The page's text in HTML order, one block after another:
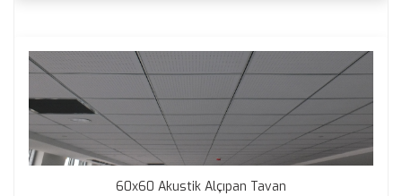
60x60 Akustik Alçıpan Tavan